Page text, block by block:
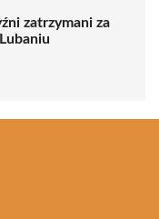
zatrzymani za